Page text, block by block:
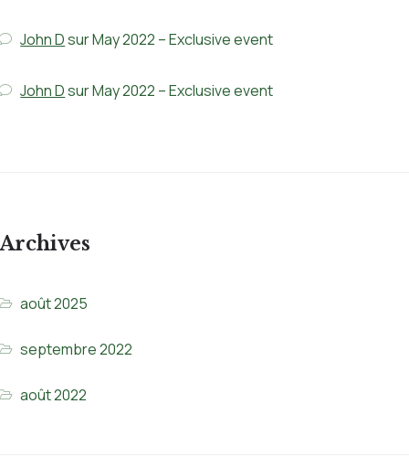
John DsurMay 2022 – Exclusive event
John DsurMay 2022 – Exclusive event
Archives
août 2025
septembre 2022
août 2022